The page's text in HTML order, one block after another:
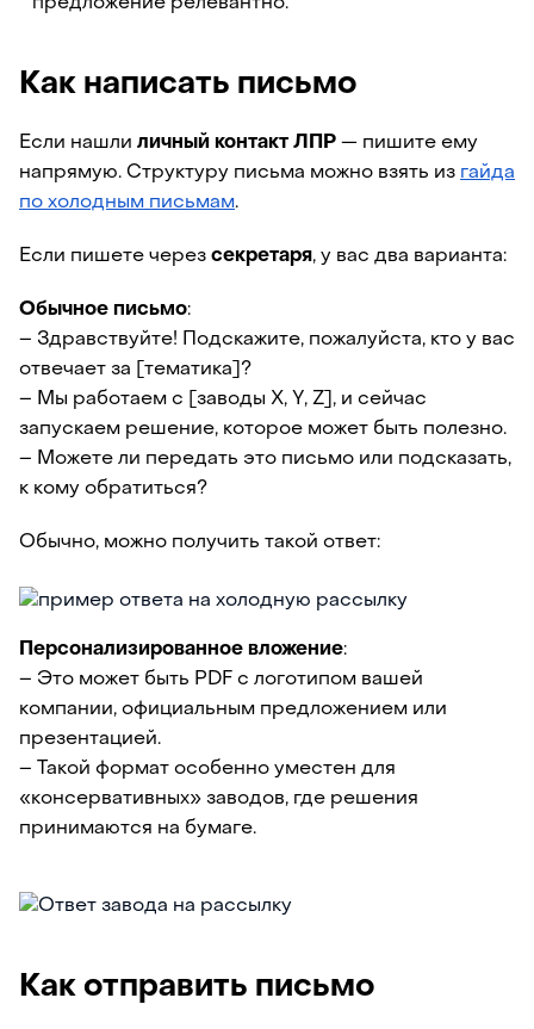
Как написать письмо
Если нашли личный контакт ЛПР — пишите ему
напрямую. Структуру письма можно взять из гайда
по холодным письмам.
Если пишете через секретаря, у вас два варианта:
Обычное письмо:
– Здравствуйте! Подскажите, пожалуйста, кто у вас
отвечает за [тематика]?
– Мы работаем с [заводы X, Y, Z], и сейчас
запускаем решение, которое может быть полезно.
– Можете ли передать это письмо или подсказать,
к кому обратиться?
Обычно, можно получить такой ответ:
Персонализированное вложение:
– Это может быть PDF с логотипом вашей
компании, официальным предложением или
презентацией.
– Такой формат особенно уместен для
«консервативных» заводов, где решения
принимаются на бумаге.
Как отправить письмо